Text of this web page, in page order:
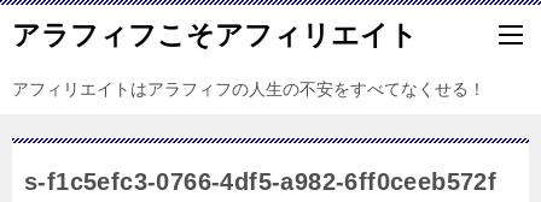
アラフィフこそアフィリエイト
アフィリエイトはアラフィフの人生の不安をすべてなくせる！
s-f1c5efc3-0766-4df5-a982-6ff0ceeb572f